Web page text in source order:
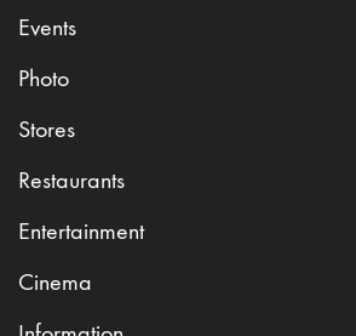
Events
Photo
Stores
Restaurants
Entertainment
Cinema